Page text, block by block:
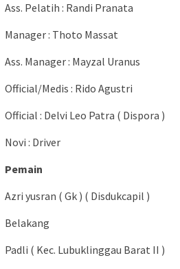
Ass. Pelatih : Randi Pranata
Manager : Thoto Massat
Ass. Manager : Mayzal Uranus
Official/Medis : Rido Agustri
Official : Delvi Leo Patra ( Dispora )
Novi : Driver
Pemain
Azri yusran ( Gk ) ( Disdukcapil )
Belakang
Padli ( Kec. Lubuklinggau Barat II )